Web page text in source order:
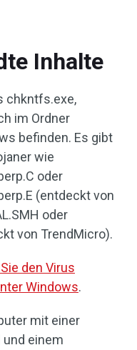
Inhalte
chkntfs.exe,
im Ordner
befinden. Es gibt
wie
oder
(entdeckt von
oder
von TrendMicro).
den Virus
Windows.
mit einer
einem